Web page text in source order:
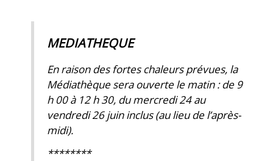
MEDIATHEQUE
En raison des fortes chaleurs prévues, la
Médiathèque sera ouverte le matin : de 9
h 00 à 12 h 30, du mercredi 24 au
vendredi 26 juin inclus (au lieu de l’après-
midi).
********